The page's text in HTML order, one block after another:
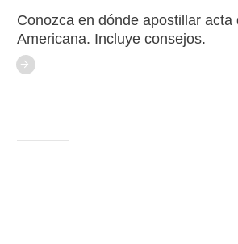
Conozca en dónde apostillar acta
Americana. Incluye consejos.